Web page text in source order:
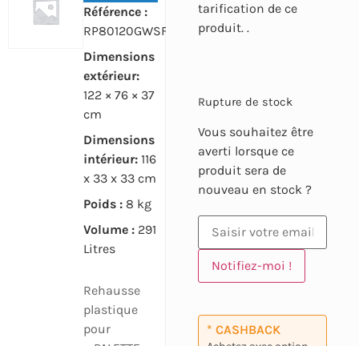
Référence :
RP80120GWSF
Dimensions
extérieur:
122 × 76 × 37
cm
Dimensions
intérieur:116
x 33 x 33 cm
Poids :8 kg
Volume :291
Litres
Rehausse
plastique
pour
tarification de ce
produit. .
Rupture de stock
Vous souhaitez être
averti lorsque ce
produit sera de
nouveau en stock ?
Notifiez-moi !
* CASHBACK